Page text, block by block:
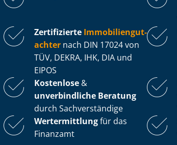
Zertifizierte Im­mo­bi­li­en­gut­
ach­ter nach DIN 17024 von
TÜV, DEKRA, IHK, DIA und
EIPOS
Kostenlose &
unverbindliche Beratung
durch Sachverständige
Wertermittlungfür das
Finanzamt